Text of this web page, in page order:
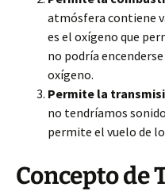
atmósfera contiene
es el oxígeno que
no podría
oxígeno.
Permite la
no tendríamos
permite el vuelo de
Concepto de